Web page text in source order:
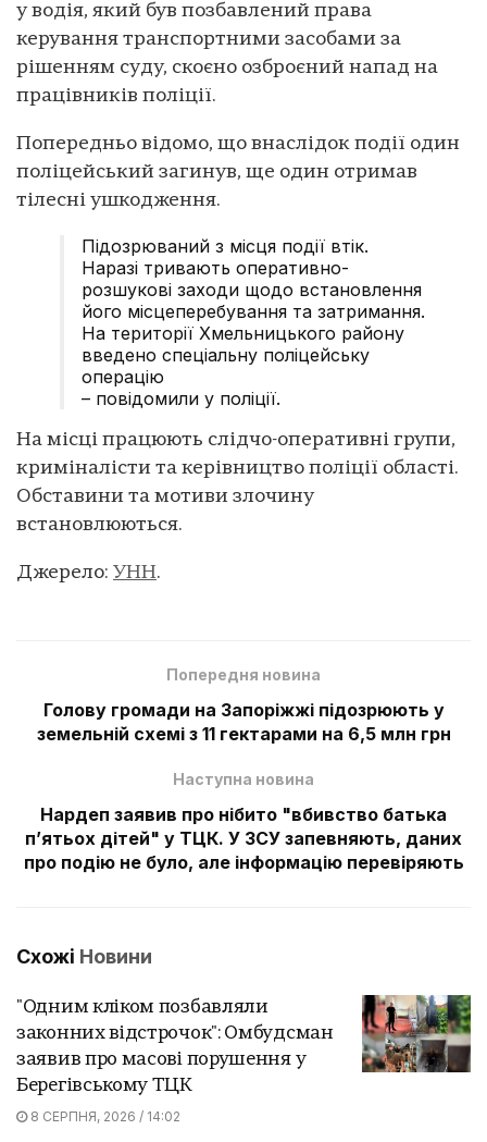
у водія, який був позбавлений права
керування транспортними засобами за
рішенням суду, скоєно озброєний напад на
працівників поліції.
Попередньо відомо, що внаслідок події один
поліцейський загинув, ще один отримав
тілесні ушкодження.
Підозрюваний з місця події втік.
Наразі тривають оперативно-
розшукові заходи щодо встановлення
його місцеперебування та затримання.
На території Хмельницького району
введено спеціальну поліцейську
операцію
– повідомили у поліції.
На місці працюють слідчо-оперативні групи,
криміналісти та керівництво поліції області.
Обставини та мотиви злочину
встановлюються.
Джерело: УНН.
Попередня новина
Голову громади на Запоріжжі підозрюють у
земельній схемі з 11 гектарами на 6,5 млн грн
Наступна новина
Нардеп заявив про нібито "вбивство батька
п’ятьох дітей" у ТЦК. У ЗСУ запевняють, даних
про подію не було, але інформацію перевіряють
Схожі Новини
"Одним кліком позбавляли
законних відстрочок": Омбудсман
заявив про масові порушення у
Берегівському ТЦК
8 СЕРПНЯ, 2026 / 14:02